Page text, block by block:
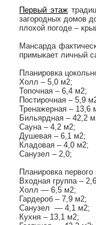
Первый этаж
загородных домов
плохой погоде –
Мансарда
примыкает личный
Планировка
Холл – 5,0 м2;
Топочная – 6,4 м2;
Постирочная – 5,9
Тренажерная – 13,6
Бильярдная – 42,2
Сауна – 4,2 м2;
Душевая – 6,1 м2;
Кладовая – 4,0 м2;
Санузел – 2,0;
Планировка первого
Входная группа –
Холл — 6,5 м2;
Гардероб – 7,9 м2;
Санузел — 4,1 м2;
Кухня – 13,1 м2;